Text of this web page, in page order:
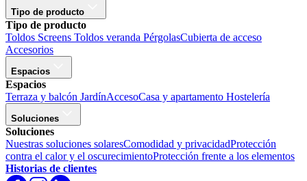
Tipo de producto
Tipo de producto
Toldos Screens Toldos veranda PérgolasCubierta de acceso
Accesorios
Espacios
Espacios
Terraza y balcón JardínAccesoCasa y apartamento Hostelería
Soluciones
Soluciones
Nuestras soluciones solaresComodidad y privacidadProtección
contra el calor y el oscurecimientoProtección frente a los elementos
Historias de clientes